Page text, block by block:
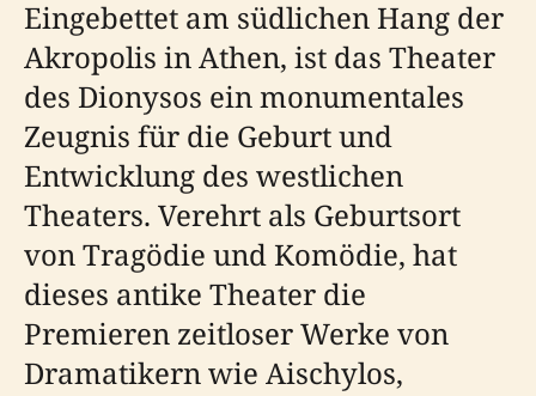
Eingebettet am südlichen Hang der
Akropolis in Athen, ist das Theater
des Dionysos ein monumentales
Zeugnis für die Geburt und
Entwicklung des westlichen
Theaters. Verehrt als Geburtsort
von Tragödie und Komödie, hat
dieses antike Theater die
Premieren zeitloser Werke von
Dramatikern wie Aischylos,